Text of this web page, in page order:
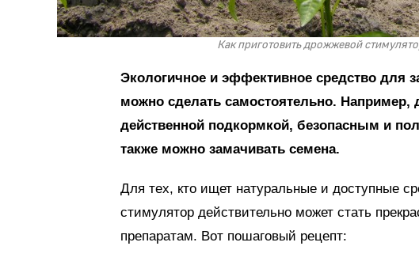
Как приготовить дрожжевой
Экологичное и эффективное средство для
можно сделать самостоятельно.
действенной подкормкой, безопасным и
также можно замачивать семена.
Для тех, кто ищет натуральные и доступные
стимулятор действительно может стать
препаратам. Вот пошаговый рецепт: